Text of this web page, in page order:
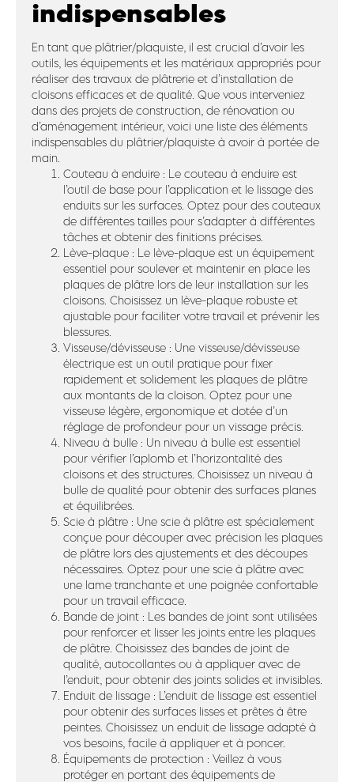
indispensables
En tant que plâtrier/plaquiste, il est crucial d’avoir les
outils, les équipements et les matériaux appropriés pour
réaliser des travaux de plâtrerie et d’installation de
cloisons efficaces et de qualité. Que vous interveniez
dans des projets de construction, de rénovation ou
d’aménagement intérieur, voici une liste des éléments
indispensables du plâtrier/plaquiste à avoir à portée de
main.
Couteau à enduire : Le couteau à enduire est
l’outil de base pour l’application et le lissage des
enduits sur les surfaces. Optez pour des couteaux
de différentes tailles pour s’adapter à différentes
tâches et obtenir des finitions précises.
Lève-plaque : Le lève-plaque est un équipement
essentiel pour soulever et maintenir en place les
plaques de plâtre lors de leur installation sur les
cloisons. Choisissez un lève-plaque robuste et
ajustable pour faciliter votre travail et prévenir les
blessures.
Visseuse/dévisseuse : Une visseuse/dévisseuse
électrique est un outil pratique pour fixer
rapidement et solidement les plaques de plâtre
aux montants de la cloison. Optez pour une
visseuse légère, ergonomique et dotée d’un
réglage de profondeur pour un vissage précis.
Niveau à bulle : Un niveau à bulle est essentiel
pour vérifier l’aplomb et l’horizontalité des
cloisons et des structures. Choisissez un niveau à
bulle de qualité pour obtenir des surfaces planes
et équilibrées.
Scie à plâtre : Une scie à plâtre est spécialement
conçue pour découper avec précision les plaques
de plâtre lors des ajustements et des découpes
nécessaires. Optez pour une scie à plâtre avec
une lame tranchante et une poignée confortable
pour un travail efficace.
Bande de joint : Les bandes de joint sont utilisées
pour renforcer et lisser les joints entre les plaques
de plâtre. Choisissez des bandes de joint de
qualité, autocollantes ou à appliquer avec de
l’enduit, pour obtenir des joints solides et invisibles.
Enduit de lissage : L’enduit de lissage est essentiel
pour obtenir des surfaces lisses et prêtes à être
peintes. Choisissez un enduit de lissage adapté à
vos besoins, facile à appliquer et à poncer.
Équipements de protection : Veillez à vous
protéger en portant des équipements de